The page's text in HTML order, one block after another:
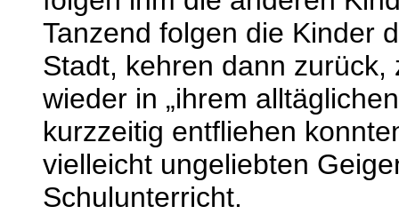
Tanzend folgen die Kinder
Stadt, kehren dann
wieder in „ihrem
kurzzeitig entfliehen
vielleicht ungeliebten
Schulunterricht.